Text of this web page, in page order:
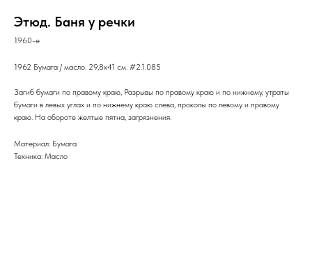
Этюд. Баня у речки
1960-е
1962 Бумага / масло. 29,8x41 см. #2.1.085
Загиб бумаги по правому краю, Разрывы по правому краю и по нижнему, утраты
бумаги в левых углах и по нижнему краю слева, проколы по левому и правому
краю. На обороте желтые пятна, загрязнения.
Материал: Бумага
Техника: Масло